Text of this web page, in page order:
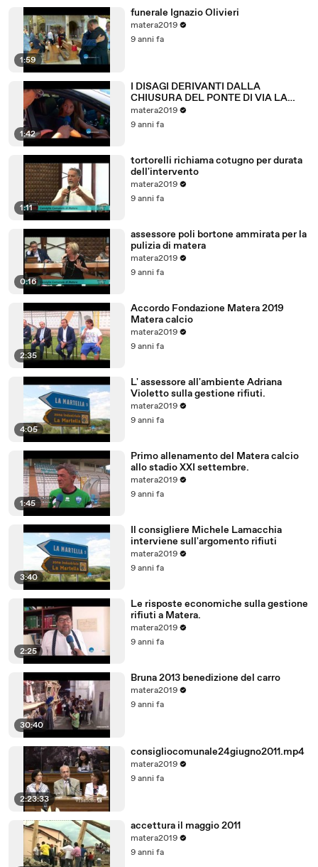
1:59
funerale Ignazio Olivieri
matera2019
9 anni fa
1:42
I DISAGI DERIVANTI DALLA
CHIUSURA DEL PONTE DI VIA LA
MARTELLA A MATERA.
matera2019
9 anni fa
1:11
tortorelli richiama cotugno per durata
dell'intervento
matera2019
9 anni fa
0:16
assessore poli bortone ammirata per la
pulizia di matera
matera2019
9 anni fa
2:35
Accordo Fondazione Matera 2019
Matera calcio
matera2019
9 anni fa
4:05
L' assessore all'ambiente Adriana
Violetto sulla gestione rifiuti.
matera2019
9 anni fa
1:45
Primo allenamento del Matera calcio
allo stadio XXI settembre.
matera2019
9 anni fa
3:40
Il consigliere Michele Lamacchia
interviene sull'argomento rifiuti
matera2019
9 anni fa
2:25
Le risposte economiche sulla gestione
rifiuti a Matera.
matera2019
9 anni fa
30:40
Bruna 2013 benedizione del carro
matera2019
9 anni fa
2:23:33
consigliocomunale24giugno2011.mp4
matera2019
9 anni fa
accettura il maggio 2011
matera2019
9 anni fa